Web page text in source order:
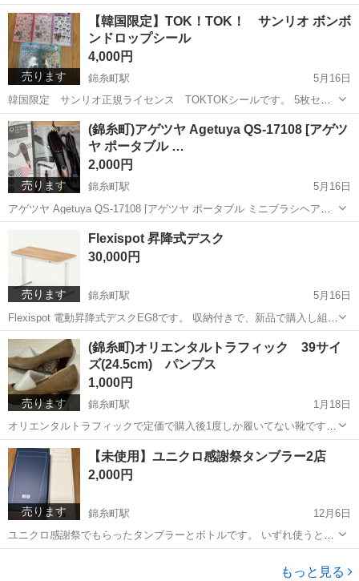
トです。 不要であるため出品します。 新品未使用となります。 値引
き不可 錦糸町で取引可能です。 オンライン決済ご希望の場合、手数料
+送料上乗せの場合のみ...
東京 墨田区 錦糸町駅 焼肉きんぐ
売ります
【韓国限定】TOK！TOK！ サンリオ ボンボ
ンドロップシール
4,000円
錦糸町駅
5月16日
韓国限定 サンリオ正規ライセンス TOKTOKシールです。 5枚セッ
ト売りとなります。(バラ売りX) キティー、マイメロ、ポチャッコ、ク
ロミ、シナモロールです。 値引きX オンライン購入の場合、手数料
+送料上乗せで対応...
東京 墨田区 錦糸町駅 おもちゃ
売ります
(錦糸町)アゲツヤ Agetuya QS-17108 [アゲツ
ヤ ポータブル …
2,000円
錦糸町駅
5月16日
アゲツヤ Agetuya QS-17108 [アゲツヤ ポータブル ミニブラシヘアア
イロン] 2年前に購入しましたが1度だけ使ってそれ以降使うことがなく
ずっと保管したままです。 今後も使う予定がないため安く出します
錦...
錦糸町駅 美容家電
売ります
Flexispot 昇降式デスク
30,000円
錦糸町駅
5月16日
Flexispot 電動昇降式デスクEG8です。 収納付きで、新品で購入し組み
立てましたが、 大きすぎて部屋をほとんど閉めるため、処分したいで
す。 ¥46,750で購入し組み立てしました。 こちらに来て分解の上お持
ちいた...
東京 墨田区 錦糸町駅 テーブル
売ります
(錦糸町)オリエンタルトラフィック 39サイ
ズ(24.5cm) パンプス
1,000円
錦糸町駅
1月18日
オリエンタルトラフィックで定価で購入後1度しか履いてない靴です。
足のサイズやヒールの高さが私には合わず、お譲りします。 ヒールの
サイズはおよそ7cmです。 錦糸町にて取引希望です
東京 墨田区 錦糸町駅 靴
オリエンタルトラフィック
売ります
【未使用】ユニクロ感謝祭タンブラー2店
2,000円
錦糸町駅
12月6日
ユニクロ感謝祭でもらったタンブラーとボトルです。 いずれ使うと思
っておいておきましたが、すでにマイボトルでずっと使い続けている
もっと見る